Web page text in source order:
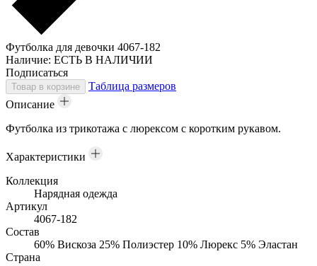
Футболка для девочки 4067-182
Наличие: ЕСТЬ В НАЛИЧИИ
Подписаться
Товар в корзине
Таблица размеров
Описание
Футболка из трикотажа с люрексом с коротким рукавом.
Характеристики
Коллекция
Нарядная одежда
Артикул
4067-182
Состав
60% Вискоза 25% Полиэстер 10% Люрекс 5% Эластан
Страна